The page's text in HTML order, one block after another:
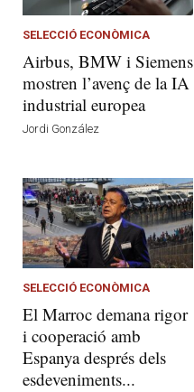
SELECCIÓ ECONÒMICA
Airbus, BMW i Siemens
mostren l’avenç de la IA
industrial europea
Jordi González
SELECCIÓ ECONÒMICA
El Marroc demana rigor
i cooperació amb
Espanya després dels
esdeveniments...